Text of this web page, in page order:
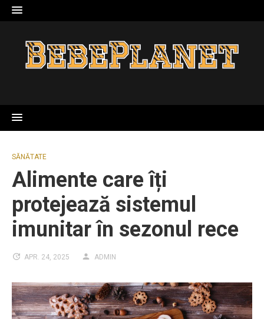
Skip
to
SĂNĂTATE
Alimente care îți
protejează sistemul
imunitar în sezonul rece
APR. 24, 2025 ADMIN